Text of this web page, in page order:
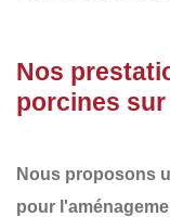
Nos
porcines sur
Nous proposons
pour